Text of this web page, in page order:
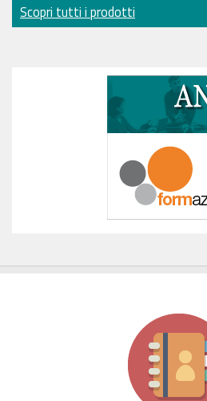
Scopri tutti i prodotti